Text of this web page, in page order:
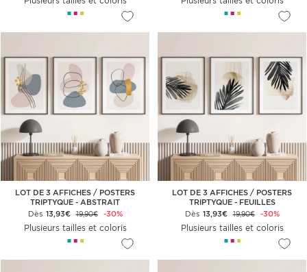
LOT DE 3 AFFICHES / POSTERS
TRIPTYQUE - ABSTRAIT
Dès 13,93€ 19,90€ -30%
Plusieurs tailles et coloris
LOT DE 3 AFFICHES / POSTERS
TRIPTYQUE - FEUILLES
Dès 13,93€ 19,90€ -30%
Plusieurs tailles et coloris